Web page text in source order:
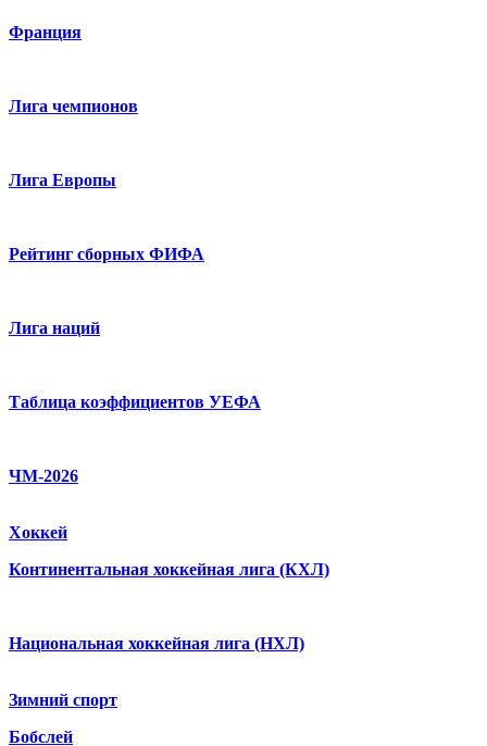
Франция
Лига чемпионов
Лига Европы
Рейтинг сборных ФИФА
Лига наций
Таблица коэффициентов УЕФА
ЧМ-2026
Хоккей
Континентальная хоккейная лига (КХЛ)
Национальная хоккейная лига (НХЛ)
Зимний спорт
Бобслей